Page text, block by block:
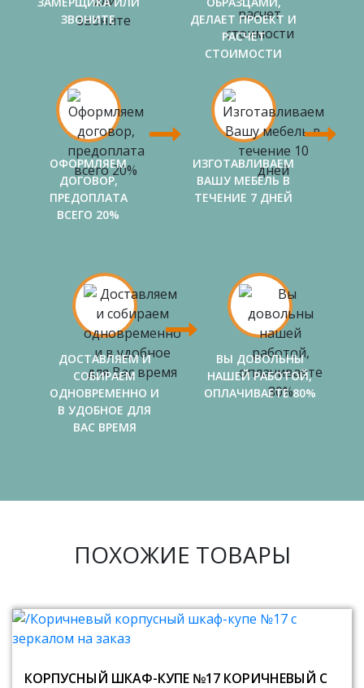
ЗВОНИТЕ
ДЕЛАЕТ ПРОЕКТ И
РАСЧЕТ
СТОИМОСТИ
ОФОРМЛЯЕМ
ДОГОВОР,
ПРЕДОПЛАТА
ВСЕГО 20%
ИЗГОТАВЛИВАЕМ
ВАШУ МЕБЕЛЬ В
ТЕЧЕНИЕ 7 ДНЕЙ
ДОСТАВЛЯЕМ И
СОБИРАЕМ
ОДНОВРЕМЕННО И
В УДОБНОЕ ДЛЯ
ВАС ВРЕМЯ
ВЫ ДОВОЛЬНЫ
НАШЕЙ РАБОТОЙ,
ОПЛАЧИВАЕТЕ 80%
ПОХОЖИЕ ТОВАРЫ
КОРПУСНЫЙ ШКАФ-КУПЕ №17 КОРИЧНЕВЫЙ С